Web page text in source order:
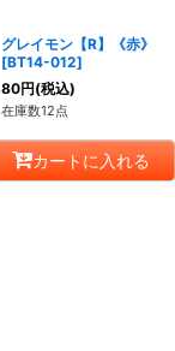
グレイモン【R】《赤》
[BT14-012]
80円(税込)
在庫数12点
カートに入れる